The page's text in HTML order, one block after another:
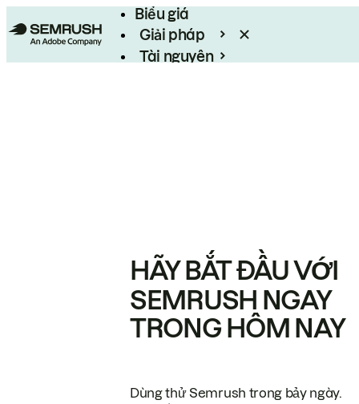
Biểu giá
Giải pháp
Tài nguyên
HÃY BẮT ĐẦU VỚI
SEMRUSH NGAY
TRONG HÔM NAY
Dùng thử Semrush trong bảy ngày.